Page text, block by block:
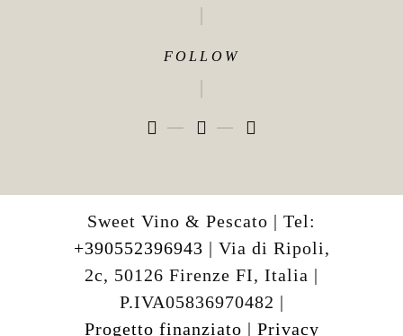
FOLLOW
Sweet Vino & Pescato | Tel:
+390552396943 | Via di Ripoli,
2c, 50126 Firenze FI, Italia |
P.IVA05836970482 |
Progetto finanziato | Privacy